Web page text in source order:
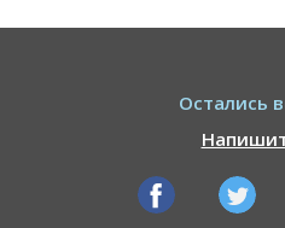
Остались